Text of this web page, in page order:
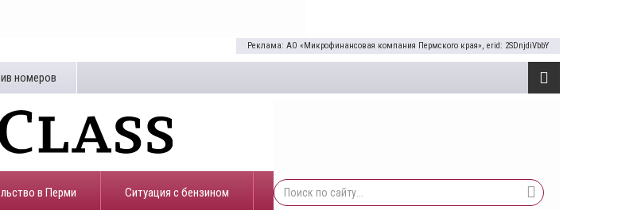
Реклама: АО «Микрофинансовая компания Пермского края», erid: 2SDnjdiVbbY
номеров
в Перми ​Ситуация с бензином